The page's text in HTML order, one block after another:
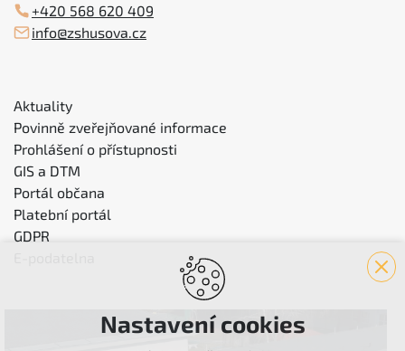
+420 568 620 409
info@zshusova.cz
Aktuality
Povinně zveřejňované informace
Prohlášení o přístupnosti
GIS a DTM
Portál občana
Platební portál
GDPR
Nastavení cookies